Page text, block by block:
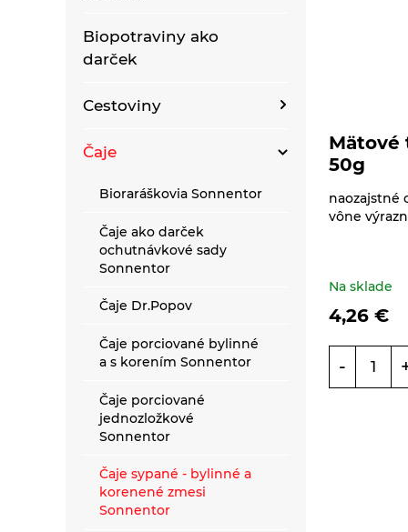
Biopotraviny ako
darček
Cestoviny
Bezlepkové bezvaječné
kukuričné cestoviny
Bezlepkové bezvaječné
kukurično-ryžové
cestoviny pre deti
Bezlepkové bezvaječné
ryžové cestoviny
Bezlepkové bezvaječné
strukovinové cestoviny
Bezvaječné cestoviny
pre deti z tvrdej pšenice
Pšeničné biele
bezvaječné cestoviny
Pšeničné celozrnné
Čaje
Bioraráškovia Sonnentor
Čaje ako darček
ochutnávkové sady
Sonnentor
Čaje Dr.Popov
Čaje porciované bylinné
a s korením Sonnentor
Čaje porciované
jednozložkové
Sonnentor
Čaje sypané - bylinné a
korenené zmesi
Sonnentor
Mätové
50g
naozajstné
vône
Na sklade
4,26 €
-